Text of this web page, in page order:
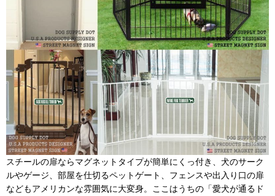
スチールの扉ならマグネットタイプが簡単にくっ付き、犬のサーク
ルやゲージ、部屋を仕切るペットゲート、フェンスや出入り口の扉
などもアメリカンな雰囲気に大変身。ここはうちの「愛犬が通るド